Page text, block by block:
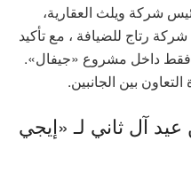
شركة ويلث العقارية،
رتاج للضيافة ، مع تأكيد
فقط داخل مشروع «جيفال».
بين الجانبين.
آل ثاني لـ «إيجي